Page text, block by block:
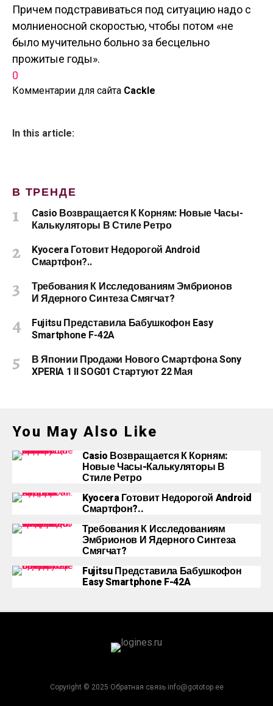
Причем подстравиваться под ситуацию надо с
молниеносной скоростью, чтобы потом «не
было мучительно больно за бесцельно
прожитые годы».
0
Комментарии для сайта Cackle
In this article:
В ТРЕНДЕ
Casio Возвращается К Корням: Новые Часы-
Калькуляторы В Стиле Ретро
Kyocera Готовит Недорогой Android
Смартфон?..
Требования К Исследованиям Эмбрионов
И Ядерного Синтеза Смягчат?
Fujitsu Представила Бабушкофон Easy
Smartphone F-42A
В Японии Продажи Нового Смартфона Sony
XPERIA 1 II SOG01 Стартуют 22 Мая
You May Also Like
Casio Возвращается К Корням:
Новые Часы-Калькуляторы В
Стиле Ретро
Kyocera Готовит Недорогой Android
Смартфон?..
Требования К Исследованиям
Эмбрионов И Ядерного Синтеза
Смягчат?
Fujitsu Представила Бабушкофон
Easy Smartphone F-42A
Copyright © 2025 Обратная связь info@gototop.ee